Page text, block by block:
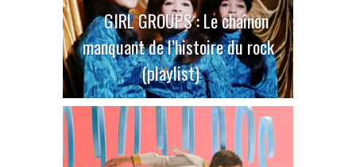
GIRL GROUPS : Le chaînon
manquant de l’histoire du rock
(playlist)